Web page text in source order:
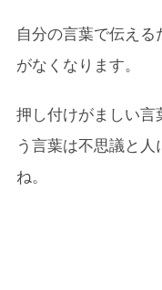
自分の言葉で伝え
がなくなります。
押し付けがましい
う言葉は不思議と
ね。